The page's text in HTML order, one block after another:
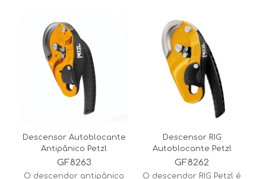
Descensor Autoblocante
Antipânico Petzl
GF8263
O descendor antipânico
Descensor RIG
Autoblocante Petzl
GF8262
O descendor RIG Petzl é